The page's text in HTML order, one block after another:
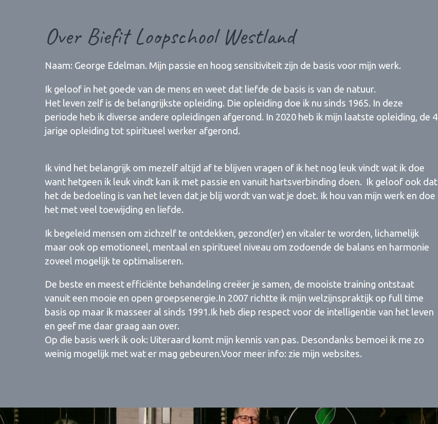
Over Biefit Loopschool Westland
Naam: George Edelman. Mijn passie en hoog sensitiviteit zijn de basis voor mijn werk.
Ik geloof in het goede van de mens en weet dat liefde de basis is van de natuur.
Het leven zelf is de belangrijkste opleiding. Die opleiding doe ik nu sinds 1965. In deze
periode heb ik diverse andere opleidingen afgerond. In 2020 heb ik mijn laatste opleiding, de 4
jarige opleiding tot spiritueel werker afgerond.
Ik vind het belangrijk om mezelf altijd af te blijven vragen of ik het nog leuk vindt wat ik doe
want hetgeen ik leuk vindt kan ik met passie en vanuit hartsverbinding doen. Ik geloof ook dat
het de bedoeling is van het leven dat je blij wordt van wat je doet. Ik hou van mijn werk en doe
het met veel toewijding en liefde.
Ik begeleid mensen om zichzelf te ontdekken, gezond(er) en vitaler te worden, lichamelijk
maar ook op emotioneel, mentaal en spiritueel niveau om zodoende de balans en harmonie
zoveel mogelijk te optimaliseren.
De beste en meest efficiënte behandeling creëer je samen, de mooiste training ontstaat
vanuit een mooie en open groepsenergie.In 2007 richtte ik mijn welzijnspraktijk op full time
basis op maar ik masseer al sinds 1991.Ik heb diep respect voor de intelligentie van het leven
en geef me daar graag aan over.
Op die basis werk ik ook: Uiteraard komt mijn kennis van pas. Desondanks bemoei ik me zo
weinig mogelijk met wat er mag gebeuren.Voor meer info: zie mijn websites.